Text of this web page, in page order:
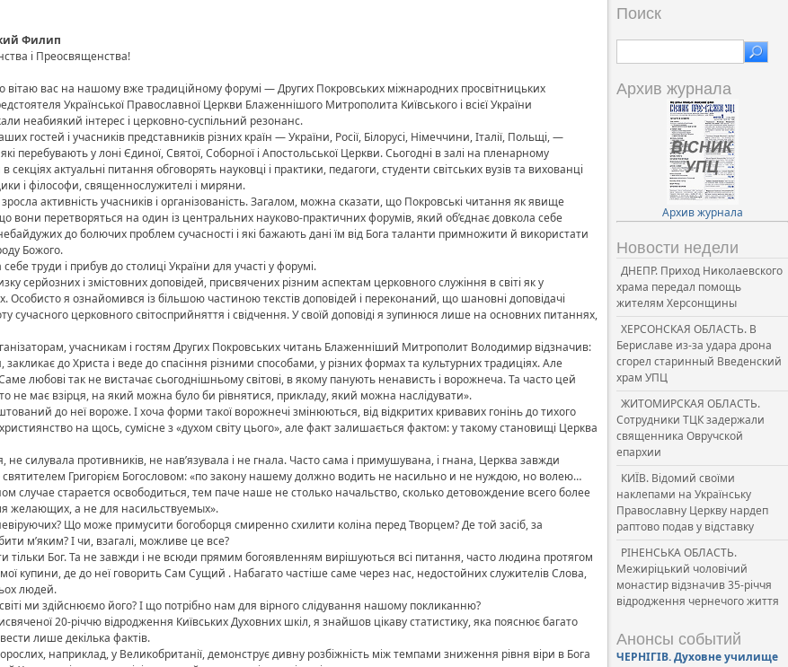
Филип
і Преосвященства!
вітаю вас на нашому вже традиційному форумі — Других Покровських міжнародних просвітницьких
Української Православної Церкви Блаженнішого Митрополита Київського і всієї України
неабиякий інтерес і церковно-суспільний резонанс.
гостей і учасників представників різних країн — України, Росії, Білорусі, Німеччини, Італії, Польщі, —
перебувають у лоні Єдиної, Святої, Соборної і Апостольської Церкви. Сьогодні в залі на пленарному
секціях актуальні питання обговорять науковці і практики, педагоги, студенти світських вузів та вихованці
і філософи, священнослужителі і миряни.
активність учасників і організованість. Загалом, можна сказати, що Покровські читання як явище
вони перетворяться на один із центральних науково-практичних форумів, який об’єднає довкола себе
до болючих проблем сучасності і які бажають дані їм від Бога таланти примножити й використати
Божого.
труди і прибув до столиці України для участі у форумі.
серйозних і змістовних доповідей, присвячених різним аспектам церковного служіння в світі як у
Особисто я ознайомився із більшою частиною текстів доповідей і переконаний, що шановні доповідачі
сучасного церковного світосприйняття і свідчення. У своїй доповіді я зупинюся лише на основних питаннях,
учасникам і гостям Других Покровських читань Блаженніший Митрополит Володимир відзначив:
закликає до Христа і веде до спасіння різними способами, у різних формах та культурних традиціях. Але
любові так не вистачає сьогоднішньому світові, в якому панують ненависть і ворожнеча. Та часто цей
не має взірця, на який можна було би рівнятися, прикладу, який можна наслідувати».
до неї вороже. І хоча форми такої ворожнечі змінюються, від відкритих кривавих гонінь до тихого
на щось, сумісне з «духом світу цього», але факт залишається фактом: у такому становищі Церква
силувала противників, не нав’язувала і не гнала. Часто сама і примушувана, і гнана, Церква завжди
Григорієм Богословом: «по закону нашему должно водить не насильно и не нуждою, но волею…
случае старается освободиться, тем паче наше не столько начальство, сколько детовождение всего более
желающих, а не для насильствуемых».
Що може примусити богоборця смиренно схилити коліна перед Творцем? Де той засіб, за
м’яким? І чи, взагалі, можливе це все?
тільки Бог. Та не завжди і не всюди прямим богоявленням вирішуються всі питання, часто людина протягом
купини, де до неї говорить Сам Сущий . Набагато частіше саме через нас, недостойних служителів Слова,
людей.
ми здійснюємо його? І що потрібно нам для вірного слідування нашому покликанню?
20-річчю відродження Київських Духовних шкіл, я знайшов цікаву статистику, яка пояснює багато
лише декілька фактів.
дорослих, наприклад, у Великобританії, демонструє дивну розбіжність між темпами зниження рівня віри в Бога
Поиск
Архив журнала
Архив журнала
Новости недели
ДНЕПР. Приход Николаевского
храма передал помощь
жителям Херсонщины
ХЕРСОНСКАЯ ОБЛАСТЬ. В
Бериславе из-за удара дрона
сгорел старинный Введенский
храм УПЦ
ЖИТОМИРСКАЯ ОБЛАСТЬ.
Сотрудники ТЦК задержали
священника Овручской
епархии
КИЇВ. Відомий своїми
наклепами на Українську
Православну Церкву нардеп
раптово подав у відставку
РІНЕНСЬКА ОБЛАСТЬ.
Межиріцький чоловічий
монастир відзначив 35-річчя
відродження чернечого життя
Анонсы событий
ЧЕРНІГІВ. Духовне училище